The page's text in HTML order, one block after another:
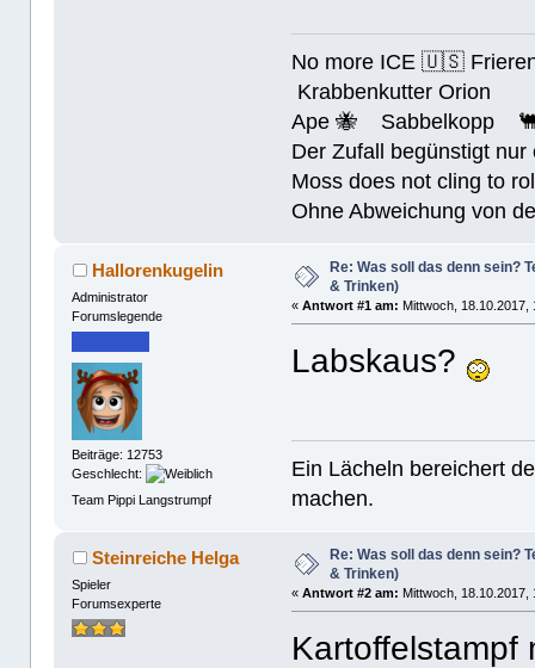
No more ICE 🇺🇸
Krabbenkutter Orion
Ape 🐝 Sabbelkopp
Der Zufall begünstigt
Moss does not cling to
Ohne Abweichung von
Hallorenkugelin
Administrator
Forumslegende
Beiträge: 12753
Geschlecht:
Team Pippi Langstrumpf
Re: Was soll das denn sein?
& Trinken)
«Antwort #1 am: Mittwoch, 18.10.2017,
Labskaus?
Ein Lächeln bereichert
machen.
Steinreiche Helga
Spieler
Forumsexperte
Re: Was soll das denn sein?
& Trinken)
«Antwort #2 am: Mittwoch, 18.10.2017,
Kartoffelstampf